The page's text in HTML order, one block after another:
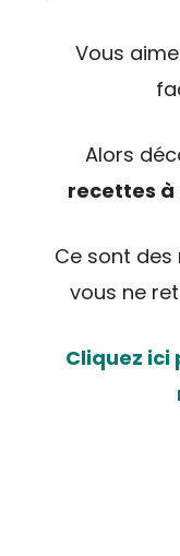
Vous
Alors
recettes à
Ce sont des
vous ne
Cliquez ici